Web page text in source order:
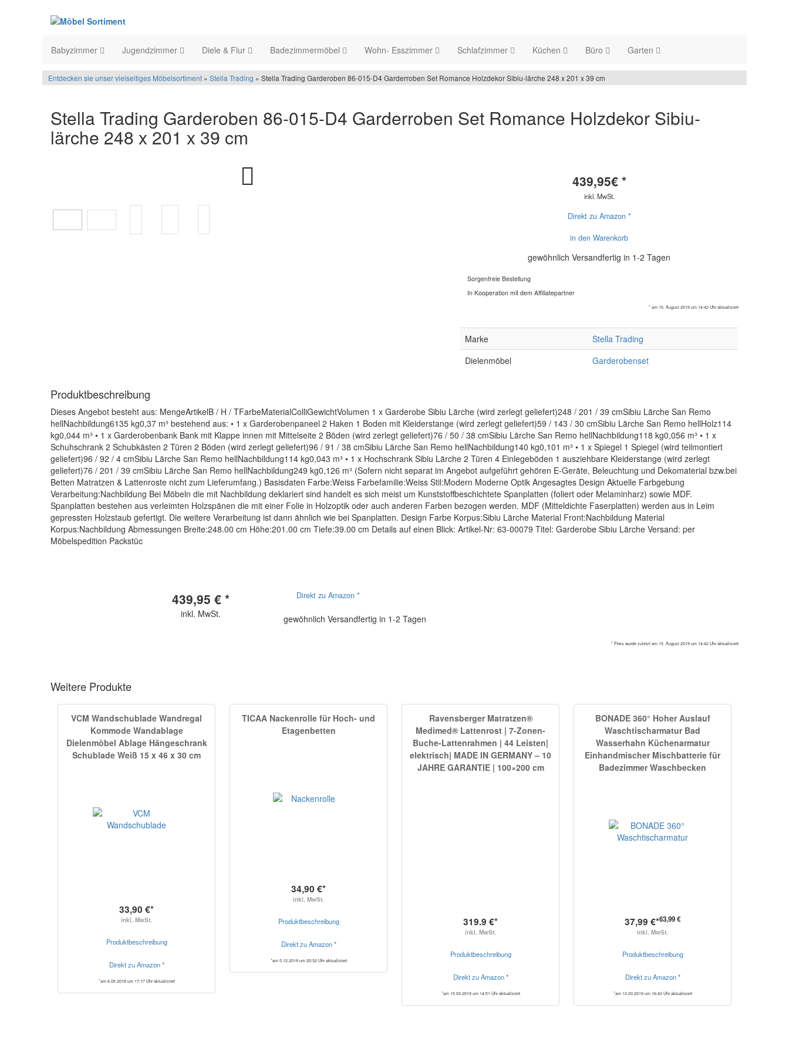
Babyzimmer Jugendzimmer Diele & Flur Badezimmermöbel Wohn- Esszimmer Schlafzimmer Küchen Büro Garten
Entdecken sie unser vielseitiges Möbelsortiment » Stella Trading » Stella Trading Garderoben 86-015-D4 Garderroben Set Romance Holzdekor Sibiu-lärche 248 x 201 x 39 cm
Stella Trading Garderoben 86-015-D4 Garderroben Set Romance Holzdekor Sibiu-
lärche 248 x 201 x 39 cm
439,95€ *
inkl. MwSt.
Direkt zu Amazon *
in den Warenkorb
gewöhnlich Versandfertig in 1-2 Tagen
Sorgenfreie Bestellung
In Kooperation mit dem Affiliatepartner
* am 15. August 2019 um 14:42 Uhr aktualisiert
Marke
Stella Trading
Dielenmöbel
Garderobenset
Produktbeschreibung
Dieses Angebot besteht aus: MengeArtikelB / H / TFarbeMaterialColliGewichtVolumen 1 x Garderobe Sibiu Lärche (wird zerlegt geliefert)248 / 201 / 39 cmSibiu Lärche San Remo
hellNachbildung6135 kg0,37 m³ bestehend aus: • 1 x Garderobenpaneel 2 Haken 1 Boden mit Kleiderstange (wird zerlegt geliefert)59 / 143 / 30 cmSibiu Lärche San Remo hellHolz114
kg0,044 m³ • 1 x Garderobenbank Bank mit Klappe innen mit Mittelseite 2 Böden (wird zerlegt geliefert)76 / 50 / 38 cmSibiu Lärche San Remo hellNachbildung118 kg0,056 m³ • 1 x
Schuhschrank 2 Schubkästen 2 Türen 2 Böden (wird zerlegt geliefert)96 / 91 / 38 cmSibiu Lärche San Remo hellNachbildung140 kg0,101 m³ • 1 x Spiegel 1 Spiegel (wird teilmontiert
geliefert)96 / 92 / 4 cmSibiu Lärche San Remo hellNachbildung114 kg0,043 m³ • 1 x Hochschrank Sibiu Lärche 2 Türen 4 Einlegeböden 1 ausziehbare Kleiderstange (wird zerlegt
geliefert)76 / 201 / 39 cmSibiu Lärche San Remo hellNachbildung249 kg0,126 m³ (Sofern nicht separat im Angebot aufgeführt gehören E-Geräte, Beleuchtung und Dekomaterial bzw.bei
Betten Matratzen & Lattenroste nicht zum Lieferumfang.) Basisdaten Farbe:Weiss Farbefamilie:Weiss Stil:Modern Moderne Optik Angesagtes Design Aktuelle Farbgebung
Verarbeitung:Nachbildung Bei Möbeln die mit Nachbildung deklariert sind handelt es sich meist um Kunststoffbeschichtete Spanplatten (foliert oder Melaminharz) sowie MDF.
Spanplatten bestehen aus verleimten Holzspänen die mit einer Folie in Holzoptik oder auch anderen Farben bezogen werden. MDF (Mitteldichte Faserplatten) werden aus in Leim
gepressten Holzstaub gefertigt. Die weitere Verarbeitung ist dann ähnlich wie bei Spanplatten. Design Farbe Korpus:Sibiu Lärche Material Front:Nachbildung Material
Korpus:Nachbildung Abmessungen Breite:248.00 cm Höhe:201.00 cm Tiefe:39.00 cm Details auf einen Blick: Artikel-Nr: 63-00079 Titel: Garderobe Sibiu Lärche Versand: per
Möbelspedition Packstüc
439,95 € *
inkl. MwSt.
Direkt zu Amazon *
gewöhnlich Versandfertig in 1-2 Tagen
* Preis wurde zuletzt am 15. August 2019 um 14:42 Uhr aktualisiert
Weitere Produkte
VCM Wandschublade Wandregal
Kommode Wandablage
Dielenmöbel Ablage Hängeschrank
Schublade Weiß 15 x 46 x 30 cm
33,90 €*
inkl. MwSt.
Produktbeschreibung
Direkt zu Amazon *
*am 6.05.2018 um 17:17 Uhr aktualisiert
TICAA Nackenrolle für Hoch- und
Etagenbetten
34,90 €*
inkl. MwSt.
Produktbeschreibung
Direkt zu Amazon *
*am 5.12.2019 um 20:32 Uhr aktualisiert
Ravensberger Matratzen®
Medimed® Lattenrost | 7-Zonen-
Buche-Lattenrahmen | 44 Leisten|
elektrisch| MADE IN GERMANY – 10
JAHRE GARANTIE | 100×200 cm
319.9 €*
inkl. MwSt.
Produktbeschreibung
Direkt zu Amazon *
*am 15.03.2019 um 14:51 Uhr aktualisiert
BONADE 360° Hoher Auslauf
Waschtischarmatur Bad
Wasserhahn Küchenarmatur
Einhandmischer Mischbatterie für
Badezimmer Waschbecken
37,99 €*63,99 €
inkl. MwSt.
Produktbeschreibung
Direkt zu Amazon *
*am 13.03.2019 um 16:43 Uhr aktualisiert